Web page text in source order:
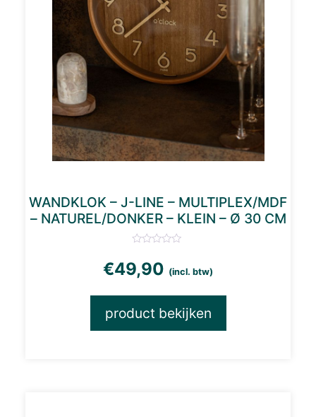
WANDKLOK – J-LINE – MULTIPLEX/MDF
– NATUREL/DONKER – KLEIN – Ø 30 CM
€49,90 (incl. btw)
product bekijken